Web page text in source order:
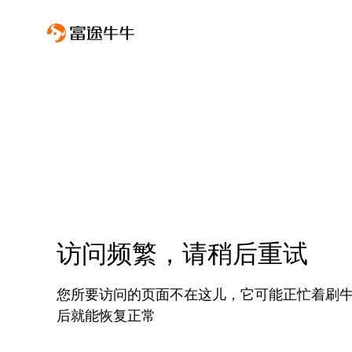
访问频繁，请稍后重试
您所要访问的页面不在这儿，它可能正忙着刷
后就能恢复正常